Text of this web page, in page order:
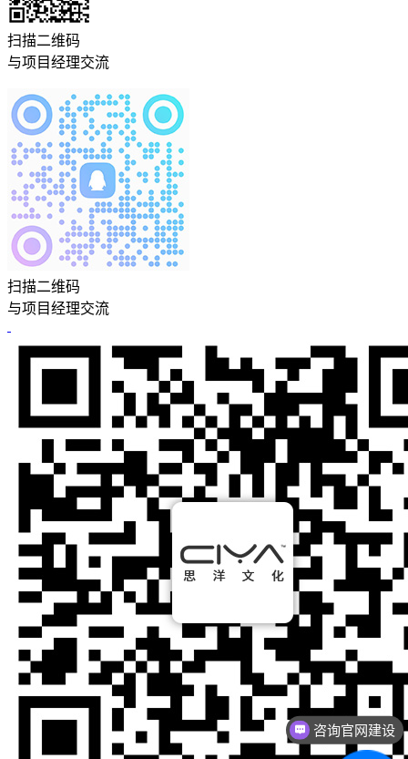
扫描二维码
与项目经理交流
扫描二维码
与项目经理交流
咨询官网建设
咨询网络营销